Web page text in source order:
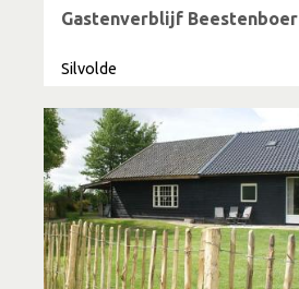
Gastenverblijf Beestenboer
Silvolde